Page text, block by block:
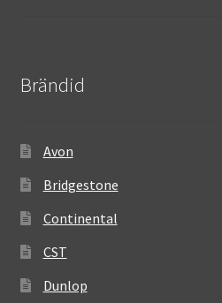
Brändid
Avon
Bridgestone
Continental
CST
Dunlop